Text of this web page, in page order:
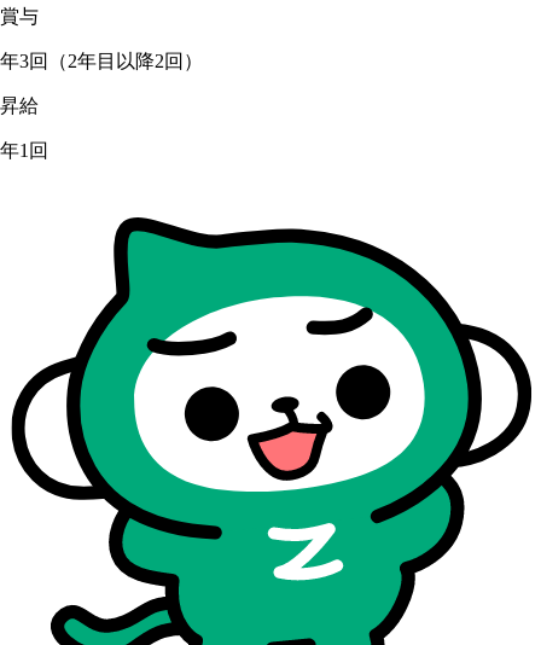
賞与
年3回（2年目以降2回）
昇給
年1回